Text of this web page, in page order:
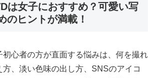
は女子におすすめ？可愛い写
のヒントが満載！
初心者の方が直面する悩みは、何を撮れ
方、淡い色味の出し方、SNSのアイコ